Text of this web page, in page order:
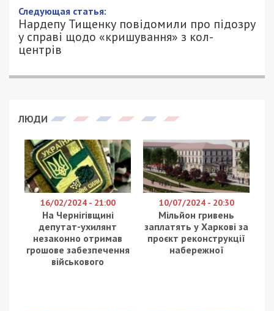
29/06/2026 - 18:00
АННА БАУМАН - СПЕЦИАЛЬНО ДЛЯ
49000.COM.UA
360
Колишньому директору департаменту
Державної митної служби України повідомили